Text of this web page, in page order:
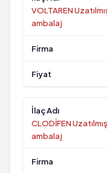
VOLTAREN
ambalaj
CLODİFEN
ambalaj